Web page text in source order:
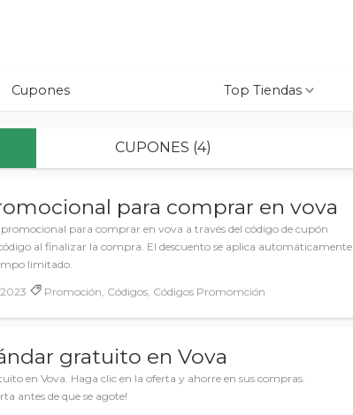
Cupones Top Tiendas
CUPONES (4)
para comprar en vova
promocional para comprar en vova a través del código de cupón
al finalizar la compra. El descuento se aplica automáticamente
limitado.
Promoción, Códigos, Códigos Promomción
gratuito en Vova
en Vova. Haga clic en la oferta y ahorre en sus compras.
antes de que se agote!